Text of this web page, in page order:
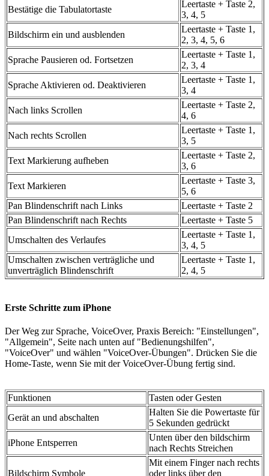
Bestätige die Tabulatortaste
Leertaste + Taste 2,
3, 4, 5
Bildschirm ein und ausblenden
Leertaste + Taste 1,
2, 3, 4, 5, 6
Sprache Pausieren od. Fortsetzen
Leertaste + Taste 1,
2, 3, 4
Sprache Aktivieren od. Deaktivieren
Leertaste + Taste 1,
3, 4
Nach links Scrollen
Leertaste + Taste 2,
4, 6
Nach rechts Scrollen
Leertaste + Taste 1,
3, 5
Text Markierung aufheben
Leertaste + Taste 2,
3, 6
Text Markieren
Leertaste + Taste 3,
5, 6
Pan Blindenschrift nach Links
Leertaste + Taste 2
Pan Blindenschrift nach Rechts
Leertaste + Taste 5
Umschalten des Verlaufes
Leertaste + Taste 1,
3, 4, 5
Umschalten zwischen verträgliche und
unverträglich Blindenschrift
Leertaste + Taste 1,
2, 4, 5
Erste Schritte zum iPhone
Der Weg zur Sprache, VoiceOver, Praxis Bereich: "Einstellungen",
"Allgemein", Seite nach unten auf "Bedienungshilfen",
"VoiceOver" und wählen "VoiceOver-Übungen". Drücken Sie die
Home-Taste, wenn Sie mit der VoiceOver-Übung fertig sind.
Funktionen
Tasten oder Gesten
Gerät an und abschalten
Halten Sie die Powertaste für
5 Sekunden gedrückt
iPhone Entsperren
Unten über den bildschirm
nach Rechts Streichen
Bildschirm Symbole
Mit einem Finger nach rechts
oder links über den